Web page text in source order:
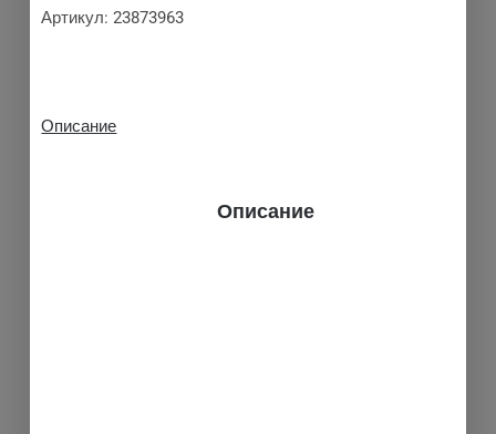
Артикул:23873963
Описание
Описание